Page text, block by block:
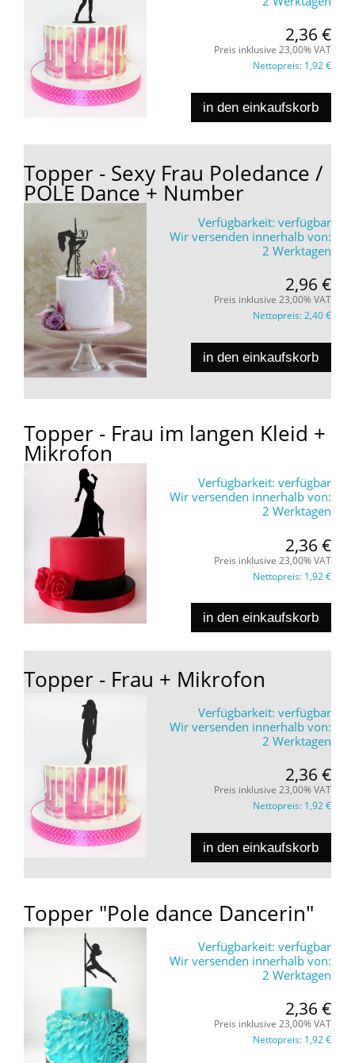
2,36 €
Preis inklusive 23,00% VAT
Nettopreis: 1,92 €
in den einkaufskorb
Topper - Sexy Frau Poledance /
POLE Dance + Number
Verfügbarkeit: verfügbar
Wir versenden innerhalb von:
2 Werktagen
2,96 €
Preis inklusive 23,00% VAT
Nettopreis:2,40 €
in den einkaufskorb
Topper - Frau im langen Kleid +
Mikrofon
Verfügbarkeit: verfügbar
Wir versenden innerhalb von:
2 Werktagen
2,36 €
Preis inklusive 23,00% VAT
Nettopreis: 1,92 €
in den einkaufskorb
Topper - Frau + Mikrofon
Verfügbarkeit: verfügbar
Wir versenden innerhalb von:
2 Werktagen
2,36 €
Preis inklusive 23,00% VAT
Nettopreis: 1,92 €
in den einkaufskorb
Topper "Pole dance Dancerin"
Verfügbarkeit: verfügbar
Wir versenden innerhalb von:
2 Werktagen
2,36 €
Preis inklusive 23,00% VAT
Nettopreis: 1,92 €